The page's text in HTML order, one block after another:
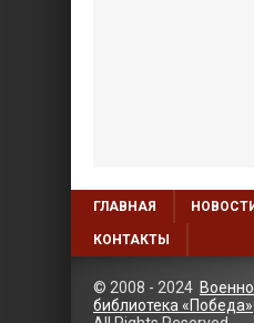
ГЛАВНАЯ
КОНТАКТЫ
© 2008 - 2024
библиотека «Победа»